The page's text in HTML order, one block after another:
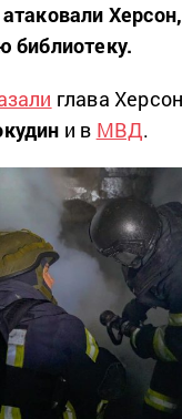
библиотеку.
глава
и в МВД.